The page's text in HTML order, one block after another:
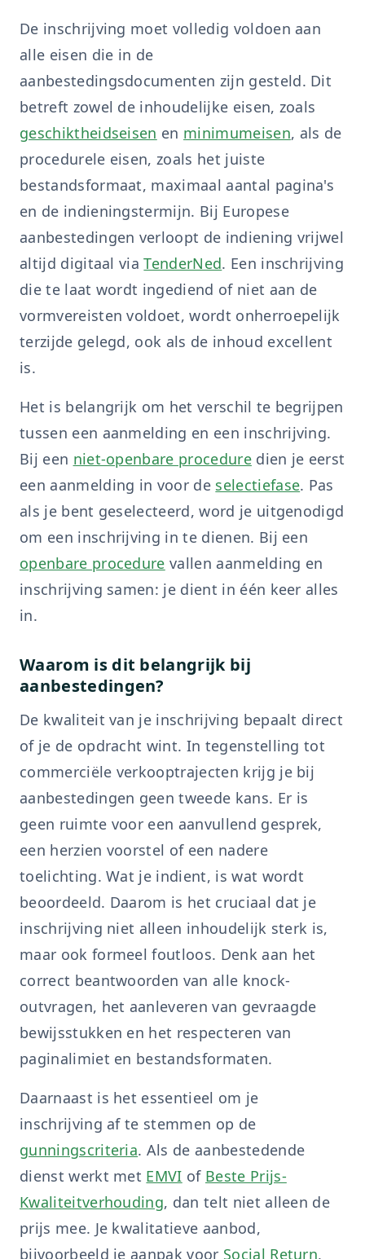
De inschrijving moet volledig voldoen aan
alle eisen die in de
aanbestedingsdocumenten zijn gesteld. Dit
betreft zowel de inhoudelijke eisen, zoals
geschiktheidseisen en minimumeisen, als de
procedurele eisen, zoals het juiste
bestandsformaat, maximaal aantal pagina's
en de indieningstermijn. Bij Europese
aanbestedingen verloopt de indiening vrijwel
altijd digitaal viaTenderNed. Een inschrijving
die te laat wordt ingediend of niet aan de
vormvereisten voldoet, wordt onherroepelijk
terzijde gelegd, ook als de inhoud excellent
is.
Het is belangrijk om het verschil te begrijpen
tussen een aanmelding en een inschrijving.
Bij een niet-openbare proceduredien je eerst
een aanmelding in voor de selectiefase. Pas
als je bent geselecteerd, word je uitgenodigd
om een inschrijving in te dienen. Bij een
openbare procedure vallen aanmelding en
inschrijving samen: je dient in één keer alles
in.
Waarom is dit belangrijk bij
aanbestedingen?
De kwaliteit van je inschrijving bepaalt direct
of je de opdracht wint. In tegenstelling tot
commerciële verkooptrajecten krijg je bij
aanbestedingen geen tweede kans. Er is
geen ruimte voor een aanvullend gesprek,
een herzien voorstel of een nadere
toelichting. Wat je indient, is wat wordt
beoordeeld. Daarom is het cruciaal dat je
inschrijving niet alleen inhoudelijk sterk is,
maar ook formeel foutloos. Denk aan het
correct beantwoorden van alle knock-
outvragen, het aanleveren van gevraagde
bewijsstukken en het respecteren van
paginalimiet en bestandsformaten.
Daarnaast is het essentieel om je
inschrijving af te stemmen op de
gunningscriteria. Als de aanbestedende
dienst werkt met EMVI of Beste Prijs-
Kwaliteitverhouding, dan telt niet alleen de
prijs mee. Je kwalitatieve aanbod,
bijvoorbeeld je aanpak voor Social Return,